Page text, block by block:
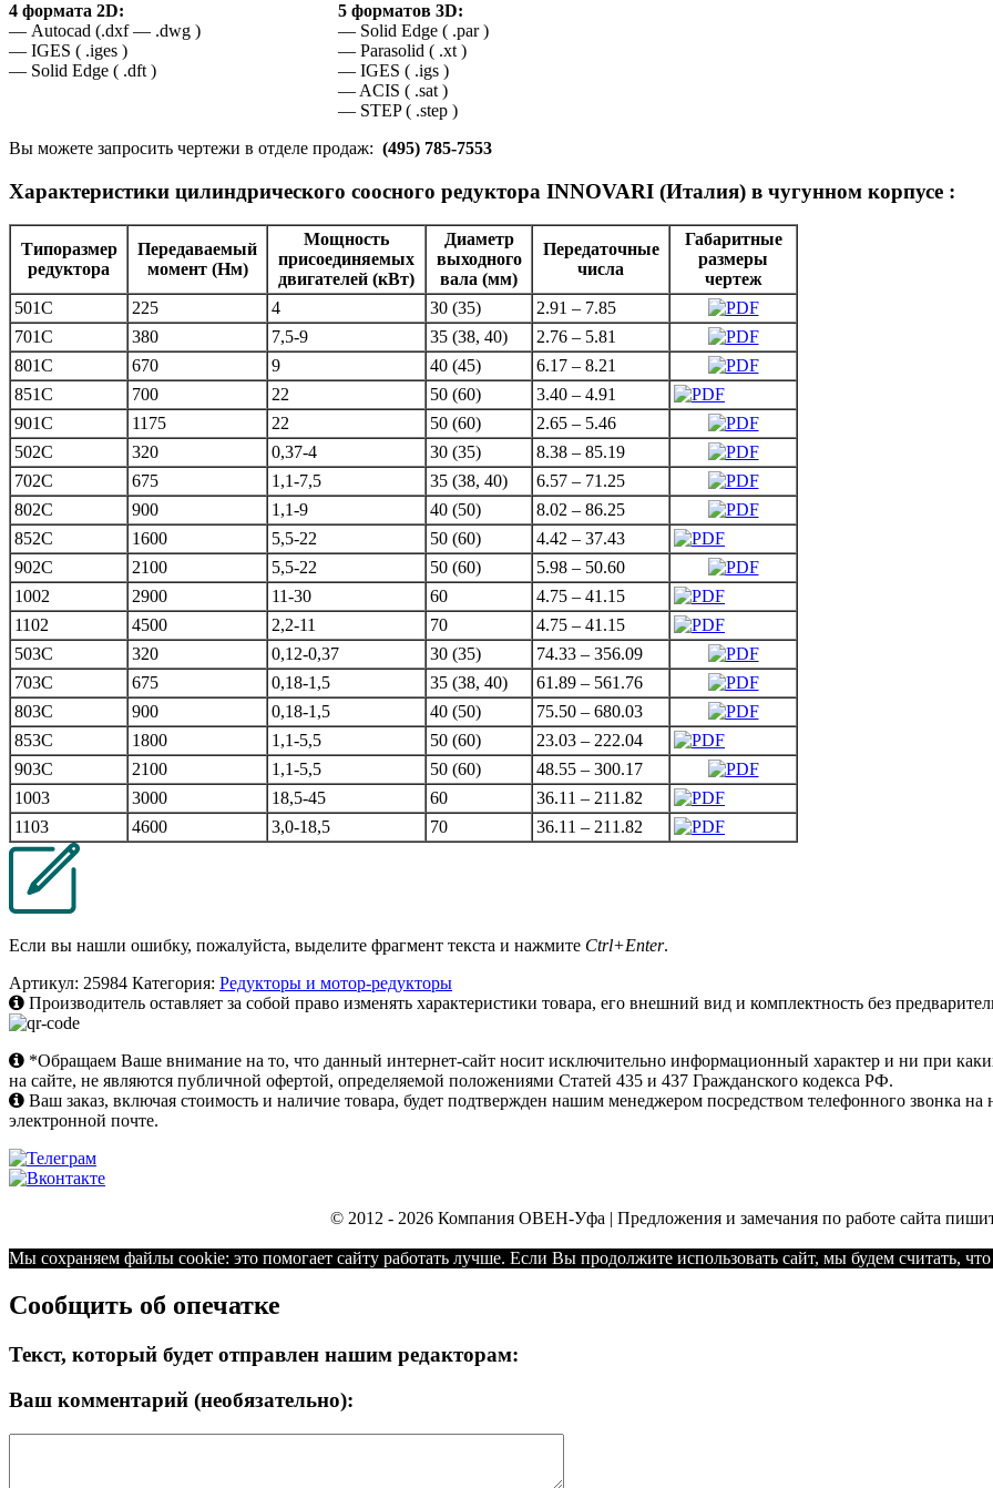
4 формата 2D:
— Autocad (.dxf — .dwg )
— IGES ( .iges )
— Solid Edge ( .dft )
5 форматов 3D:
— Solid Edge ( .par )
— Parasolid ( .xt )
— IGES ( .igs )
— ACIS ( .sat )
— STEP ( .step )
Вы можете запросить чертежи в отделе продаж: (495) 785-7553
Характеристики цилиндрического соосного редуктора INNOVARI (Италия) в чугунном корпусе :
Типоразмер
редуктора
Передаваемый
момент (Нм)
Мощность
присоединяемых
двигателей (кВт)
Диаметр
выходного
вала (мм)
Передаточные
числа
Габаритные
размеры
чертеж
501С
225 4 30 (35)
2.91 – 7.85
701С
380 7,5-9 35 (38, 40)
2.76 – 5.81
801С
670 9 40 (45)
6.17 – 8.21
851C
700 22 50 (60)
3.40 – 4.91
901С
1175 22 50 (60)
2.65 – 5.46
502С
320 0,37-4 30 (35)
8.38 – 85.19
702С
675 1,1-7,5 35 (38, 40)
6.57 – 71.25
802С
900 1,1-9 40 (50)
8.02 – 86.25
852C
1600 5,5-22 50 (60)
4.42 – 37.43
902С
2100 5,5-22 50 (60)
5.98 – 50.60
1002
2900 11-30 60
4.75 – 41.15
1102
4500 2,2-11 70
4.75 – 41.15
503С
320 0,12-0,37 30 (35)
74.33 – 356.09
703С
675 0,18-1,5 35 (38, 40)
61.89 – 561.76
803С
900 0,18-1,5 40 (50)
75.50 – 680.03
853C
1800 1,1-5,5 50 (60)
23.03 – 222.04
903С
2100 1,1-5,5 50 (60)
48.55 – 300.17
1003
3000 18,5-45 60
36.11 – 211.82
1103
4600 3,0-18,5 70 36.11 – 211.82
Если вы нашли ошибку, пожалуйста, выделите фрагмент текста и нажмите Ctrl+Enter.
Артикул: 25984 Категория: Редукторы и мотор-редукторы
Производитель оставляет за собой право изменять характеристики товара, его внешний вид и комплектность без
*Обращаем Ваше внимание на то, что данный интернет-сайт носит исключительно информационный характер и ни при
на сайте, не являются публичной офертой, определяемой положениями Статей 435 и 437 Гражданского кодекса РФ.
Ваш заказ, включая стоимость и наличие товара, будет подтвержден нашим менеджером посредством телефонного звонка
электронной почте.
© 2012 - 2026 Компания ОВЕН-Уфа | Предложения и замечания по работе сайта
Мы cохраняем файлы cookie: это помогает сайту работать лучше. Если Вы продолжите использовать сайт, мы будем считать, что
Сообщить об опечатке
Текст, который будет отправлен нашим редакторам:
Ваш комментарий (необязательно):